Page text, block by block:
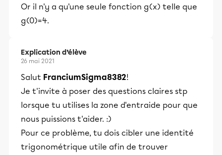
Or il n'y a qu'une seule fonction g(x) telle que
g(0)=4.
Explication d’élève
26 mai 2021
Salut FranciumSigma8382!
Je t'invite à poser des questions claires stp
lorsque tu utilises la zone d'entraide pour que
nous puissions t'aider. :)
Pour ce problème, tu dois cibler une identité
trigonométrique utile afin de trouver